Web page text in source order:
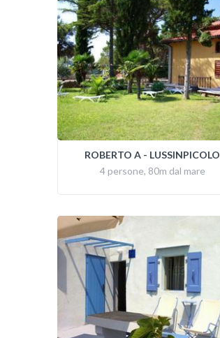
ROBERTO A - LUSSINPICOLO
4 persone, 80m dal mare